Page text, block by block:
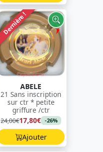
Dernière !
ABELE
21 Sans inscription
sur ctr * petite
griffure /ctr
24,00€17,80€ -26%
Ajouter